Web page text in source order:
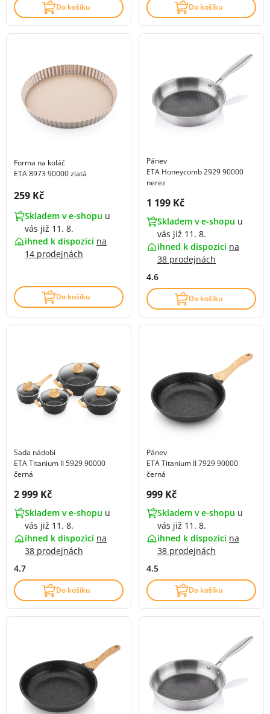
Do košíku Do košíku
Forma na koláč
ETA 8973 90000 zlatá
Cena s DPH:
259 Kč
Skladem v e-shopu u
vás již 11. 8.
ihned k dispozici na
14 prodejnách
Do košíku
Pánev
ETA Honeycomb 2929 90000
nerez
Cena s DPH:
1 199 Kč
Skladem v e-shopu u
vás již 11. 8.
ihned k dispozici na
38 prodejnách
4.6
Do košíku
Sada nádobí
ETA Titanium II 5929 90000
černá
Cena s DPH:
2 999 Kč
Skladem v e-shopu u
vás již 11. 8.
ihned k dispozici na
38 prodejnách
4.7
Do košíku
Pánev
ETA Titanium II 7929 90000
černá
Cena s DPH:
999 Kč
Skladem v e-shopu u
vás již 11. 8.
ihned k dispozici na
38 prodejnách
4.5
Do košíku